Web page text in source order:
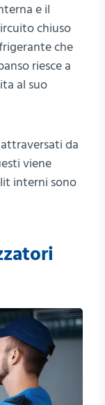
e il
chiuso
che
riesce a
al suo
da
viene
interni sono